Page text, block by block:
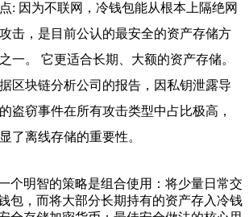
: 因为不联网，冷钱包能从根本上隔绝网
击，是目前公认的最安全的资产存储方
一。 它更适合长期、大额的资产存储。
区块链分析公司的报告，因私钥泄露导
盗窃事件在所有攻击类型中占比极高，
了离线存储的重要性。
个明智的策略是组合使用：将少量日常交
包，而将大部分长期持有的资产存入冷钱